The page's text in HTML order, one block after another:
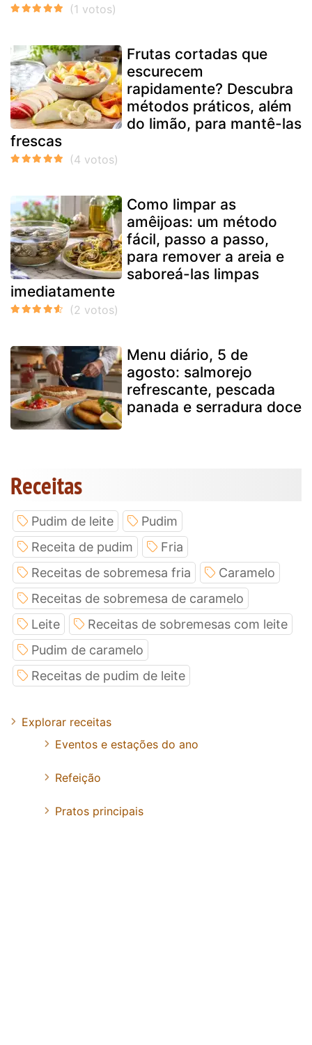
Frutas cortadas que
escurecem
rapidamente? Descubra
métodos práticos, além
do limão, para mantê-las
frescas
Como limpar as
amêijoas: um método
fácil, passo a passo,
para remover a areia e
saboreá-las limpas
imediatamente
Menu diário, 5 de
agosto: salmorejo
refrescante, pescada
panada e serradura doce
Receitas
Pudim de leite
Pudim
Receita de pudim
Fria
Receitas de sobremesa fria
Caramelo
Receitas de sobremesa de caramelo
Leite
Receitas de sobremesas com leite
Pudim de caramelo
Receitas de pudim de leite
Explorar receitas
Eventos e estações do ano
Refeição
Pratos principais